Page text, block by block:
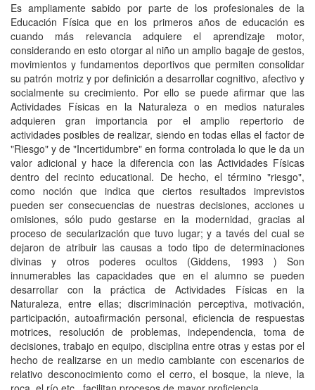
Es ampliamente sabido por parte de los profesionales de la
Educación Física que en los primeros años de educación es
cuando más relevancia adquiere el aprendizaje motor,
considerando en esto otorgar al niño un amplio bagaje de gestos,
movimientos y fundamentos deportivos que permiten consolidar
su patrón motriz y por definición a desarrollar cognitivo, afectivo y
socialmente su crecimiento. Por ello se puede afirmar que las
Actividades Físicas en la Naturaleza o en medios naturales
adquieren gran importancia por el amplio repertorio de
actividades posibles de realizar, siendo en todas ellas el factor de
"Riesgo" y de "Incertidumbre" en forma controlada lo que le da un
valor adicional y hace la diferencia con las Actividades Físicas
dentro del recinto educational. De hecho, el término "riesgo",
como noción que indica que ciertos resultados imprevistos
pueden ser consecuencias de nuestras decisiones, acciones u
omisiones, sólo pudo gestarse en la modernidad, gracias al
proceso de secularización que tuvo lugar; y a tavés del cual se
dejaron de atribuir las causas a todo tipo de determinaciones
divinas y otros poderes ocultos (Giddens, 1993 ) Son
innumerables las capacidades que en el alumno se pueden
desarrollar con la práctica de Actividades Físicas en la
Naturaleza, entre ellas; discriminación perceptiva, motivación,
participación, autoafirmación personal, eficiencia de respuestas
motrices, resolución de problemas, independencia, toma de
decisiones, trabajo en equipo, disciplina entre otras y estas por el
hecho de realizarse en un medio cambiante con escenarios de
relativo desconocimiento como el cerro, el bosque, la nieve, la